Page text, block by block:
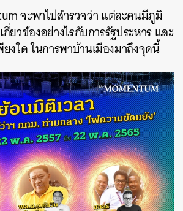
จะพาไปสำรวจว่า แต่ละคนมีภูมิ
ยวข้องอย่างไรกับการรัฐประหาร และ
งใด ในการพาบ้านเมืองมาถึงจุดนี้